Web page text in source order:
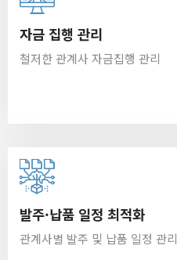
자금 집행 관리
철저한 관계사 자금집행 관리
발주·납품 일정 최적화
관계사별 발주 및 납품 일정 관리